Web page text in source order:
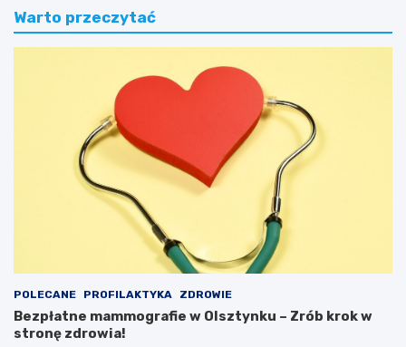
Warto przeczytać
POLECANE PROFILAKTYKA ZDROWIE
Bezpłatne mammografie w Olsztynku – Zrób krok w
stronę zdrowia!